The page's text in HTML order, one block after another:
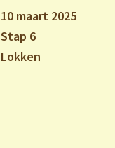
10 maart 2025
Stap 6
Lokken